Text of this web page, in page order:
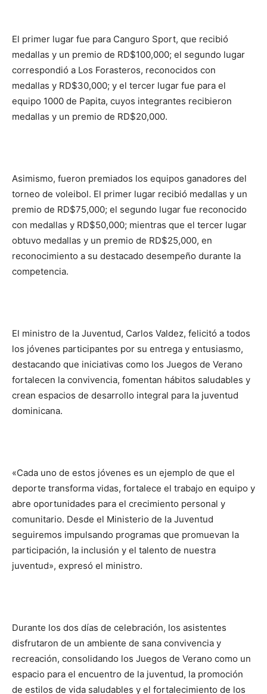
El primer lugar fue para Canguro Sport, que recibió
medallas y un premio de RD$100,000; el segundo lugar
correspondió a Los Forasteros, reconocidos con
medallas y RD$30,000; y el tercer lugar fue para el
equipo 1000 de Papita, cuyos integrantes recibieron
medallas y un premio de RD$20,000.
Asimismo, fueron premiados los equipos ganadores del
torneo de voleibol. El primer lugar recibió medallas y un
premio de RD$75,000; el segundo lugar fue reconocido
con medallas y RD$50,000; mientras que el tercer lugar
obtuvo medallas y un premio de RD$25,000, en
reconocimiento a su destacado desempeño durante la
competencia.
El ministro de la Juventud, Carlos Valdez, felicitó a todos
los jóvenes participantes por su entrega y entusiasmo,
destacando que iniciativas como los Juegos de Verano
fortalecen la convivencia, fomentan hábitos saludables y
crean espacios de desarrollo integral para la juventud
dominicana.
«Cada uno de estos jóvenes es un ejemplo de que el
deporte transforma vidas, fortalece el trabajo en equipo y
abre oportunidades para el crecimiento personal y
comunitario. Desde el Ministerio de la Juventud
seguiremos impulsando programas que promuevan la
participación, la inclusión y el talento de nuestra
juventud», expresó el ministro.
Durante los dos días de celebración, los asistentes
disfrutaron de un ambiente de sana convivencia y
recreación, consolidando los Juegos de Verano como un
espacio para el encuentro de la juventud, la promoción
de estilos de vida saludables y el fortalecimiento de los